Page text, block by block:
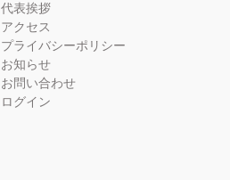
代表挨拶
アクセス
プライバシーポリシー
お知らせ
お問い合わせ
ログイン